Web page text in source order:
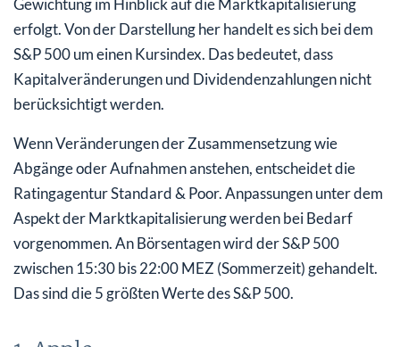
erfolgt. Von der Darstellung her handelt es sich bei dem
S&P 500 um einen Kursindex. Das bedeutet, dass
Kapitalveränderungen und Dividendenzahlungen nicht
berücksichtigt werden.
Wenn Veränderungen der Zusammensetzung wie
Abgänge oder Aufnahmen anstehen, entscheidet die
Ratingagentur Standard & Poor. Anpassungen unter dem
Aspekt der Marktkapitalisierung werden bei Bedarf
vorgenommen. An Börsentagen wird der S&P 500
zwischen 15:30 bis 22:00 MEZ (Sommerzeit) gehandelt.
Das sind die 5 größten Werte des S&P 500.